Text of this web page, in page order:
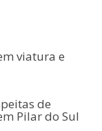
viatura e
de
Pilar do Sul